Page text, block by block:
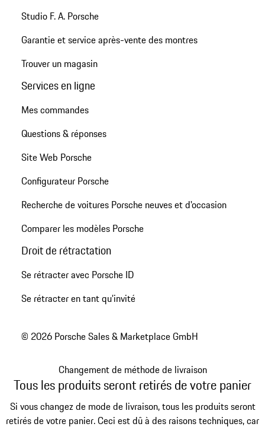
Studio F. A. Porsche
Garantie et service après-vente des montres
Trouver un magasin
Services en ligne
Mes commandes
Questions & réponses
Site Web Porsche
Configurateur Porsche
Recherche de voitures Porsche neuves et d'occasion
Comparer les modèles Porsche
Droit de rétractation
Se rétracter avec Porsche ID
Se rétracter en tant qu’invité
© 2026 Porsche Sales & Marketplace GmbH
Changement de méthode de livraison
Tous les produits seront retirés de votre panier
Si vous changez de mode de livraison, tous les produits seront
retirés de votre panier. Ceci est dû à des raisons techniques, car